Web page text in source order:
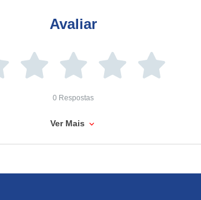
Avaliar
0 Respostas
Ver Mais